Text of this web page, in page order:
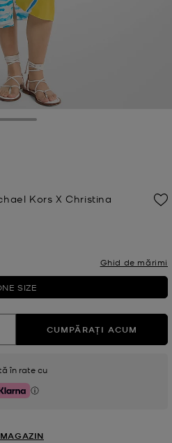
Kors X Christina
Ghid de mărimi
SIZE
CUMPĂRAȚI ACUM
în rate cu